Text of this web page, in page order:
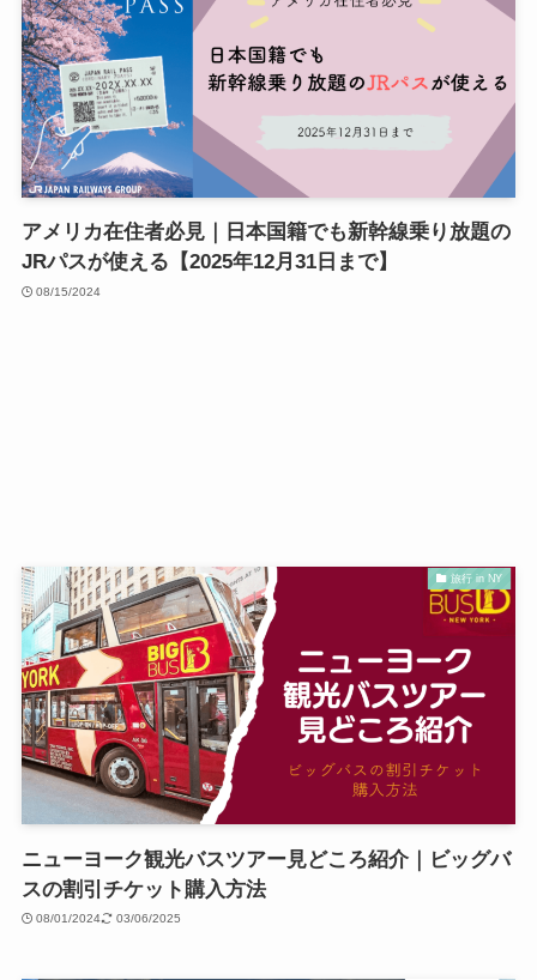
アメリカ在住者必見｜日本国籍でも新幹線乗り放題の
JRパスが使える【2025年12月31日まで】
08/15/2024
旅行 in NY
ニューヨーク観光バスツアー見どころ紹介｜ビッグバ
スの割引チケット購入方法
08/01/2024 03/06/2025